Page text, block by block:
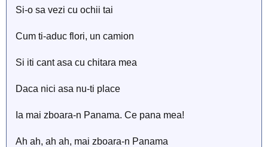
Si-o sa vezi cu ochii tai
Cum ti-aduc flori, un camion
Si iti cant asa cu chitara mea
Daca nici asa nu-ti place
Ia mai zboara-n Panama. Ce pana mea!
Ah ah, ah ah, mai zboara-n Panama